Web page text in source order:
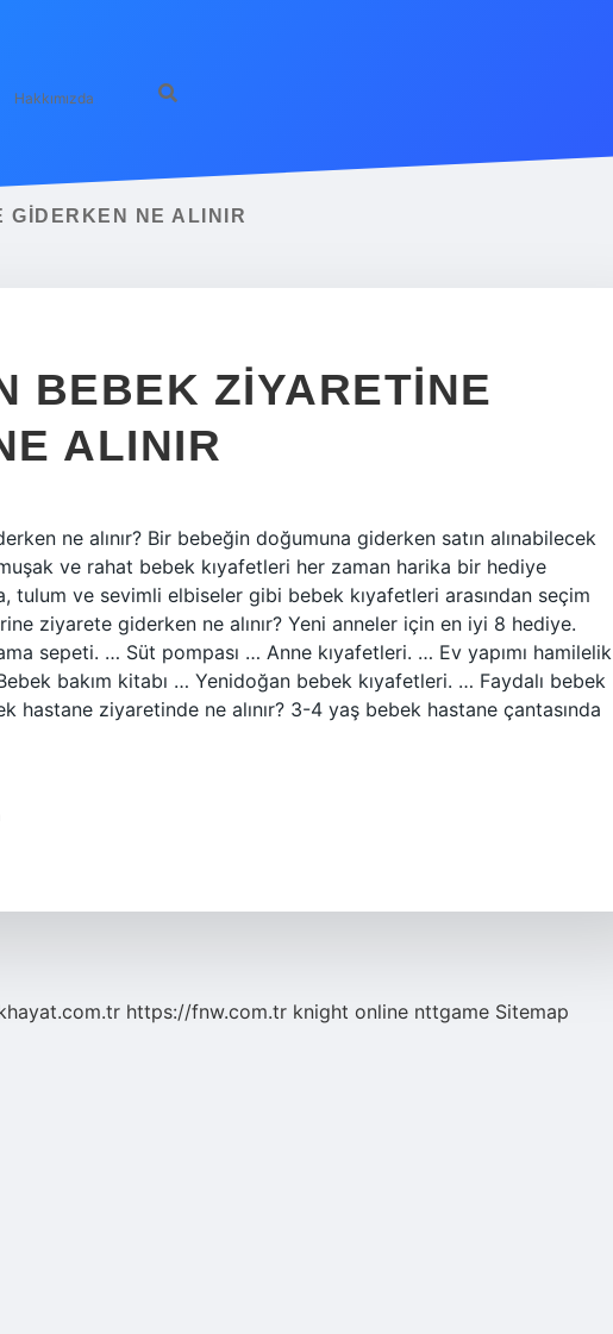
Hakkımızda
GIDERKEN NE ALINIR
BEBEK ZIYARETINE
ALINIR
ne alınır? Bir bebeğin doğumuna giderken satın alınabilecek
ve rahat bebek kıyafetleri her zaman harika bir hediye
tulum ve sevimli elbiseler gibi bebek kıyafetleri arasından seçim
ziyarete giderken ne alınır? Yeni anneler için en iyi 8 hediye.
sepeti. … Süt pompası … Anne kıyafetleri. … Ev yapımı hamilelik
bakım kitabı … Yenidoğan bebek kıyafetleri. … Faydalı bebek
hastane ziyaretinde ne alınır? 3-4 yaş bebek hastane çantasında
https://fnw.com.tr knight online nttgame Sitemap